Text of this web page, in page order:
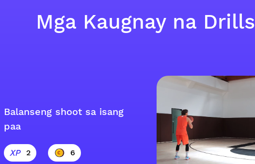
Mga Kaugnay na Drills
Balanseng shoot sa isang
paa
2 6